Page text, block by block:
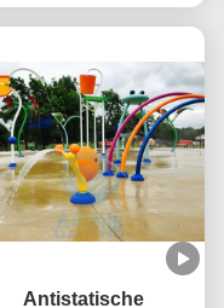
Antistatische